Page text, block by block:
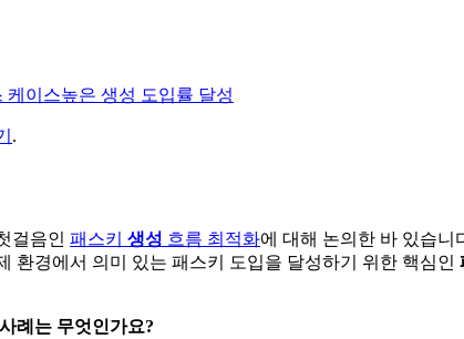
케이스높은 생성 도입률 달성
.
걸음인 패스키 생성 흐름 최적화에 대해 논의한 바 있습니
환경에서 의미 있는 패스키 도입을 달성하기 위한 핵심인
례는 무엇인가요?